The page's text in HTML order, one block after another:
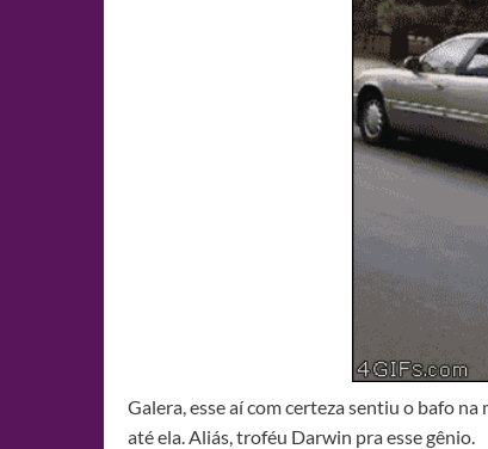
Galera, esse aí com certeza sentiu o bafo
até ela. Aliás, troféu Darwin pra esse gênio.